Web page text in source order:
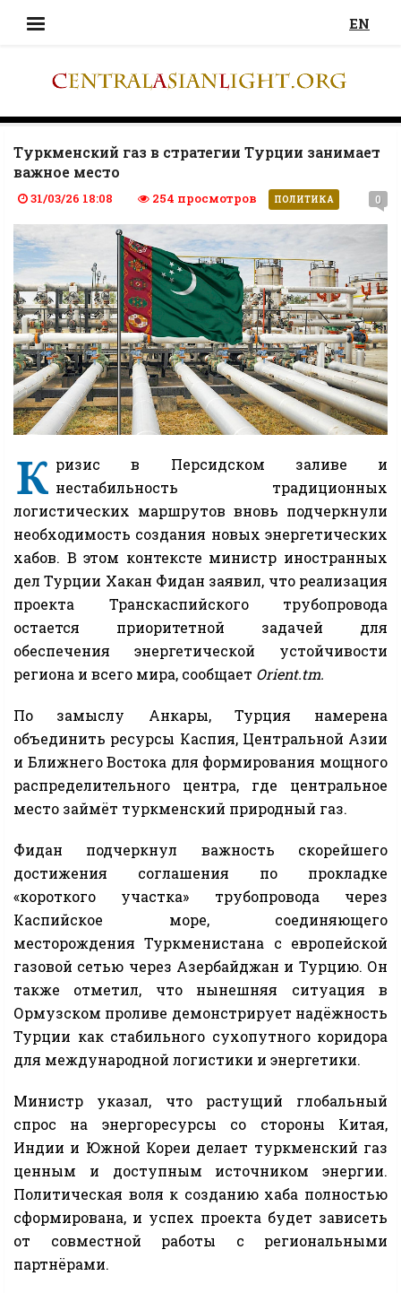
EN
Туркменский газ в стратегии Турции занимает
важное место
31/03/26 18:08 254 просмотров ПОЛИТИКА 0
К ризис в Персидском заливе и
нестабильность традиционных
логистических маршрутов вновь подчеркнули
необходимость создания новых энергетических
хабов. В этом контексте министр иностранных
дел Турции Хакан Фидан заявил, что реализация
проекта Транскаспийского трубопровода
остается приоритетной задачей для
обеспечения энергетической устойчивости
региона и всего мира, сообщает Orient.tm.
По замыслу Анкары, Турция намерена
объединить ресурсы Каспия, Центральной Азии
и Ближнего Востока для формирования мощного
распределительного центра, где центральное
место займёт туркменский природный газ.
Фидан подчеркнул важность скорейшего
достижения соглашения по прокладке
«короткого участка» трубопровода через
Каспийское море, соединяющего
месторождения Туркменистана с европейской
газовой сетью через Азербайджан и Турцию. Он
также отметил, что нынешняя ситуация в
Ормузском проливе демонстрирует надёжность
Турции как стабильного сухопутного коридора
для международной логистики и энергетики.
Министр указал, что растущий глобальный
спрос на энергоресурсы со стороны Китая,
Индии и Южной Кореи делает туркменский газ
ценным и доступным источником энергии.
Политическая воля к созданию хаба полностью
сформирована, и успех проекта будет зависеть
от совместной работы с региональными
партнёрами.